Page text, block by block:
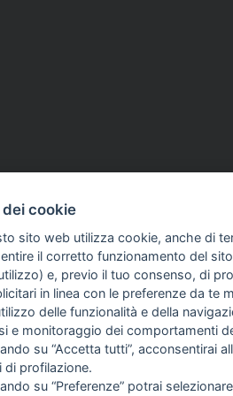
26 Mag 2026
Caruana Galizia
entro il 31
COME TI SENTI?
dei cookie
sito web utilizza cookie, anche di
il corretto funzionamento del
e, previo il tuo consenso, di
in linea con le preferenze da te
delle funzionalità e della
e monitoraggio dei comportamenti
su “Accetta tutti”, acconsentirai
di profilazione.
su “Preferenze” potrai